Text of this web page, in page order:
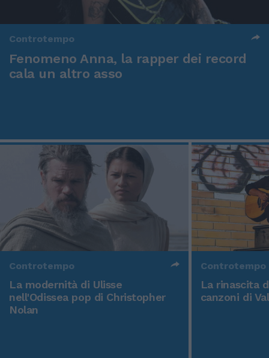
Controtempo
Fenomeno Anna, la rapper dei record
cala un altro asso
Controtempo
La modernità di Ulisse
nell'Odissea pop di Christopher
Nolan
Controtempo
La rinascita
canzoni di